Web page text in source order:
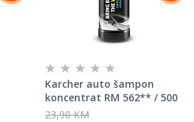
Karcher auto šampon
koncentrat RM 562** / 500
ml
23,90 KM